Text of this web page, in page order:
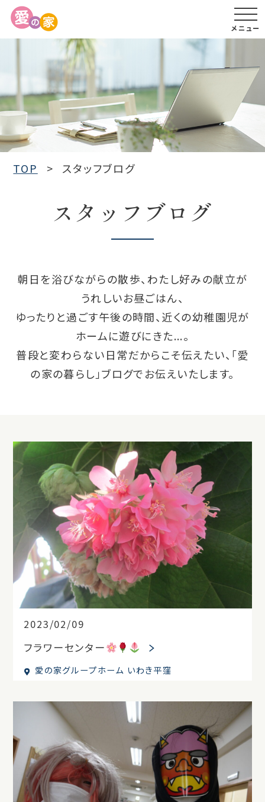
メニュー
TOP スタッフブログ
スタッフブログ
朝日を浴びながらの散歩、わたし好みの献立が
うれしいお昼ごはん、
ゆったりと過ごす午後の時間、近くの幼稚園児が
ホームに遊びにきた...。
普段と変わらない日常だからこそ伝えたい、「愛
の家の暮らし」ブログでお伝えいたします。
2023/02/09
フラワーセンター
愛の家グループホーム いわき平窪